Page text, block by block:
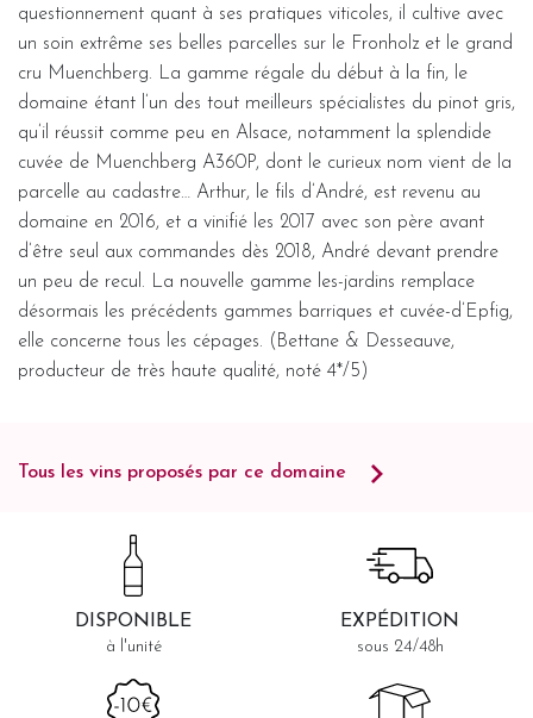
questionnement quant à ses pratiques viticoles, il cultive avec
un soin extrême ses belles parcelles sur le Fronholz et le grand
cru Muenchberg. La gamme régale du début à la fin, le
domaine étant l’un des tout meilleurs spécialistes du pinot gris,
qu’il réussit comme peu en Alsace, notamment la splendide
cuvée de Muenchberg A360P, dont le curieux nom vient de la
parcelle au cadastre… Arthur, le fils d’André, est revenu au
domaine en 2016, et a vinifié les 2017 avec son père avant
d’être seul aux commandes dès 2018, André devant prendre
un peu de recul. La nouvelle gamme les-jardins remplace
désormais les précédents gammes barriques et cuvée-d’Epfig,
elle concerne tous les cépages. (Bettane & Desseauve,
producteur de très haute qualité, noté 4*/5)
Tous les vins proposés par ce domaine
DISPONIBLE
à l'unité
EXPÉDITION
sous 24/48h